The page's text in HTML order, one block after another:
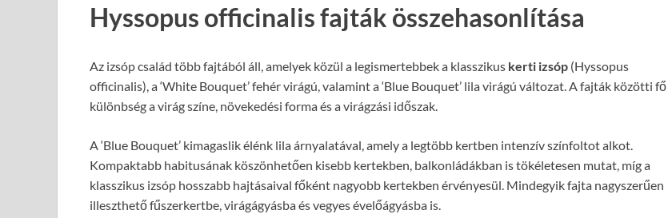
Hyssopus officinalis fajták összehasonlítása
Az izsóp család több fajtából áll, amelyek közül a legismertebbek a klasszikus kerti izsóp (Hyssopus
officinalis), a ‘White Bouquet’ fehér virágú, valamint a ‘Blue Bouquet’ lila virágú változat. A fajták közötti fő
különbség a virág színe, növekedési forma és a virágzási időszak.
A ‘Blue Bouquet’ kimagaslik élénk lila árnyalatával, amely a legtöbb kertben intenzív színfoltot alkot.
Kompaktabb habitusának köszönhetően kisebb kertekben, balkonládákban is tökéletesen mutat, míg a
klasszikus izsóp hosszabb hajtásaival főként nagyobb kertekben érvényesül. Mindegyik fajta nagyszerűen
illeszthető fűszerkertbe, virágágyásba és vegyes évelőágyásba is.